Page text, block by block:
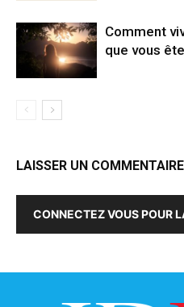
Comment
que vous
LAISSER UN COMMENTAIRE
CONNECTEZ VOUS POUR